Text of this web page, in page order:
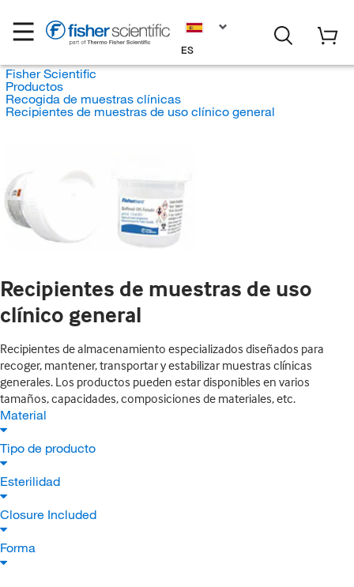
ES
Fisher Scientific
Productos
Recogida de muestras clínicas
Recipientes de muestras de uso clínico general
Recipientes de muestras de uso
clínico general
Recipientes de almacenamiento especializados diseñados para
recoger, mantener, transportar y estabilizar muestras clínicas
generales. Los productos pueden estar disponibles en varios
tamaños, capacidades, composiciones de materiales, etc.
Material
Tipo de producto
Esterilidad
Closure Included
Forma